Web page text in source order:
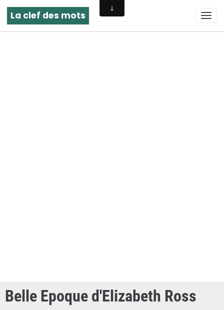
La clef des mots
Belle Epoque d'Elizabeth Ross